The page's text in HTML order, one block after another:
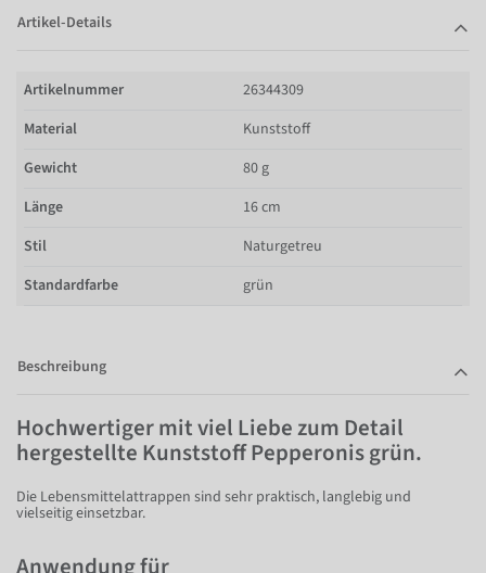
Artikel-Details
Artikelnummer
26344309
Material
Kunststoff
Gewicht
80 g
Länge
16 cm
Stil
Naturgetreu
Standardfarbe
grün
Beschreibung
Hochwertiger mit viel Liebe zum Detail
hergestellte Kunststoff Pepperonis grün.
Die Lebensmittelattrappen sind sehr praktisch, langlebig und
vielseitig einsetzbar.
Anwendung für